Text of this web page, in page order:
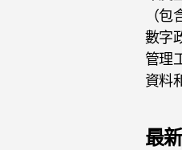
（包
數字
管理
資料
最